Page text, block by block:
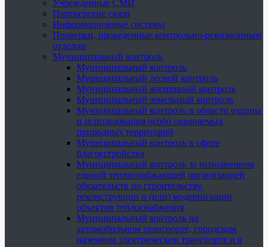
Учрежденные СМИ
Партнерские связи
Информационные системы
Проверки, проведенные контрольно-ревизионным
отделом
Муниципальный контроль
Муниципальный контроль
Муниципальный лесной контроль
Муниципальный жилищный контроль
Муниципальный земельный контроль
Муниципальный контроль в области охраны
и использования особо охраняемых
природных территорий
Муниципальный контроль в сфере
благоустройства
Муниципальный контроль за исполнением
единой теплоснабжающей организацией
обязательств по строительству,
реконструкции и (или) модернизации
объектов теплоснабжения
Муниципальный контроль на
автомобильном транспорте, городском
наземном электрическом транспорте и в